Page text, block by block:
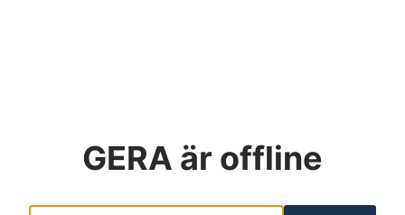
GERA är offline